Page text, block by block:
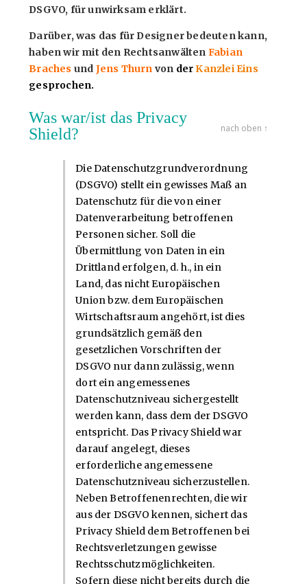
DSGVO, für unwirksam erklärt.
Darüber, was das für Designer bedeuten kann,
haben wir mit den Rechtsanwälten Fabian
Braches und Jens Thurn von derKanzlei Eins
gesprochen.
Was war/ist das Privacy
Shield?
nach oben ↑
Die Datenschutzgrundverordnung
(DSGVO) stellt ein gewisses Maß an
Datenschutz für die von einer
Datenverarbeitung betroffenen
Personen sicher. Soll die
Übermittlung von Daten in ein
Drittland erfolgen, d. h., in ein
Land, das nicht Europäischen
Union bzw. dem Europäischen
Wirtschaftsraum angehört, ist dies
grundsätzlich gemäß den
gesetzlichen Vorschriften der
DSGVO nur dann zulässig, wenn
dort ein angemessenes
Datenschutzniveau sichergestellt
werden kann, dass dem der DSGVO
entspricht. Das Privacy Shield war
darauf angelegt, dieses
erforderliche angemessene
Datenschutzniveau sicherzustellen.
Neben Betroffenenrechten, die wir
aus der DSGVO kennen, sichert das
Privacy Shield dem Betroffenen bei
Rechtsverletzungen gewisse
Rechtsschutzmöglichkeiten.
Sofern diese nicht bereits durch die